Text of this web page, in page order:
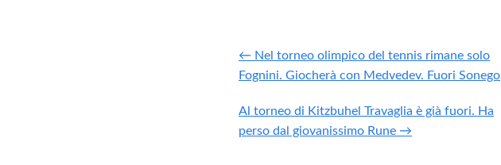
← Nel torneo olimpico del tennis rimane solo
Fognini. Giocherà con Medvedev. Fuori Sonego
Al torneo di Kitzbuhel Travaglia è già fuori. Ha
perso dal giovanissimo Rune →